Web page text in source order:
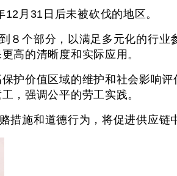
月31日后未被砍伐的地区。
个部分，以满足多元化的行业
高的清晰度和实际应用。
护价值区域的维护和社会影响
，强调公平的劳工实践。
施和道德行为，将促进供应链